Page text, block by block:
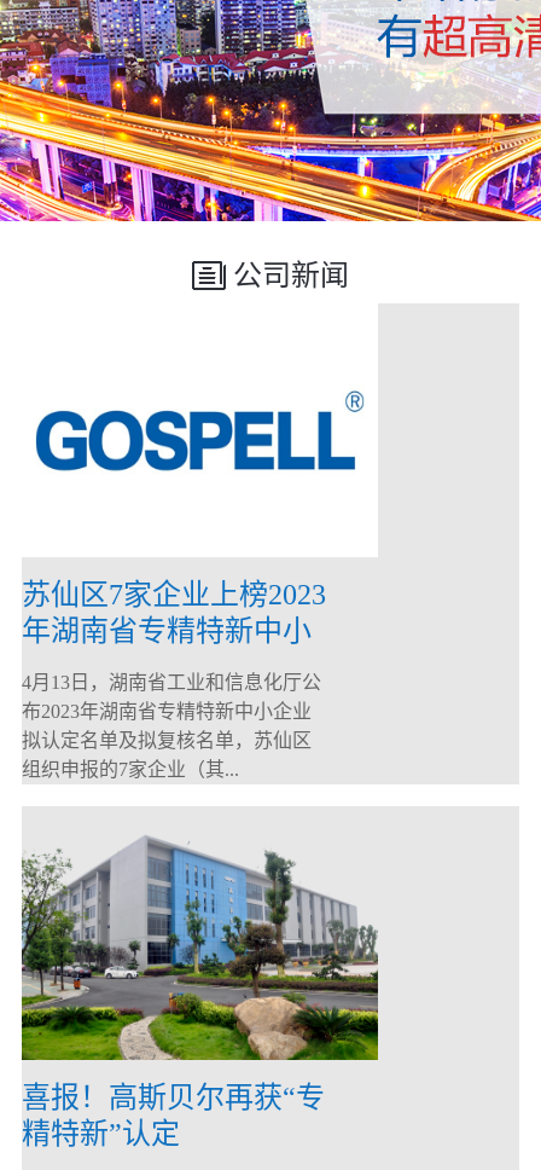
公司新闻
苏仙区7家企业上榜2023
年湖南省专精特新中小
企业
4月13日，湖南省工业和信息化厅公
布2023年湖南省专精特新中小企业
拟认定名单及拟复核名单，苏仙区
组织申报的7家企业（其...
喜报！高斯贝尔再获“专
精特新”认定